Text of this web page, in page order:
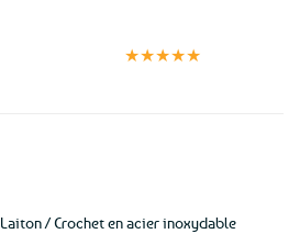
★★★★★
Laiton / Crochet en acier inoxydable